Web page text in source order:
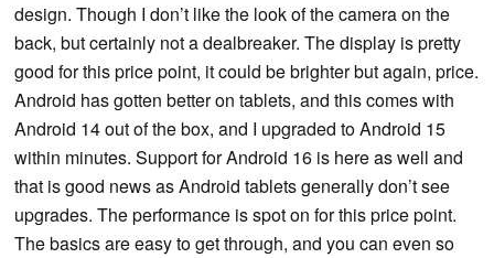
design. Though I don’t like the look of the camera on the
back, but certainly not a dealbreaker. The display is pretty
good for this price point, it could be brighter but again, price.
Android has gotten better on tablets, and this comes with
Android 14 out of the box, and I upgraded to Android 15
within minutes. Support for Android 16 is here as well and
that is good news as Android tablets generally don’t see
upgrades. The performance is spot on for this price point.
The basics are easy to get through, and you can even so